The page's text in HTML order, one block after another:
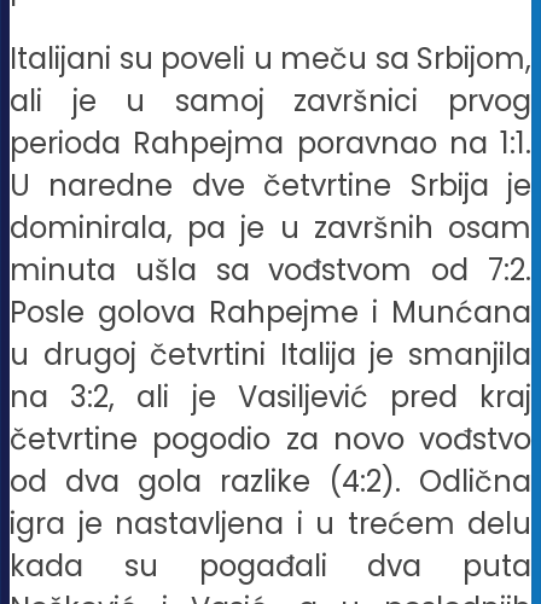
Italijani su poveli u meču sa Srbijom,
ali je u samoj završnici prvog
perioda Rahpejma poravnao na 1:1.
U naredne dve četvrtine Srbija je
dominirala, pa je u završnih osam
minuta ušla sa vođstvom od 7:2.
Posle golova Rahpejme i Munćana
u drugoj četvrtini Italija je smanjila
na 3:2, ali je Vasiljević pred kraj
četvrtine pogodio za novo vođstvo
od dva gola razlike (4:2). Odlična
igra je nastavljena i u trećem delu
kada su pogađali dva puta